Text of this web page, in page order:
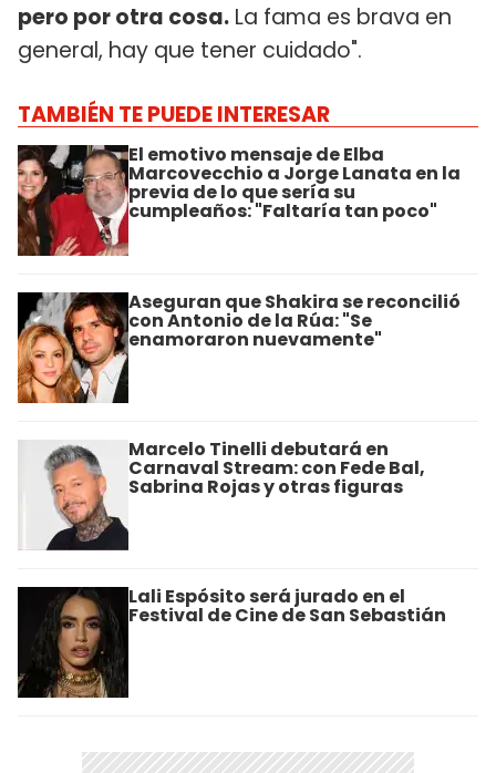
pero por otra cosa. La fama es brava en
general, hay que tener cuidado".
TAMBIÉN TE PUEDE INTERESAR
El emotivo mensaje de Elba
Marcovecchio a Jorge Lanata en la
previa de lo que sería su
cumpleaños: "Faltaría tan poco"
Aseguran que Shakira se reconcilió
con Antonio de la Rúa: "Se
enamoraron nuevamente"
Marcelo Tinelli debutará en
Carnaval Stream: con Fede Bal,
Sabrina Rojas y otras figuras
Lali Espósito será jurado en el
Festival de Cine de San Sebastián